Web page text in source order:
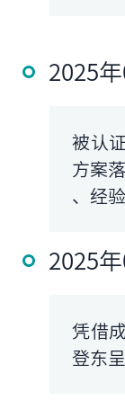
2025年
被认
方案
、经
2025年
凭借
登东